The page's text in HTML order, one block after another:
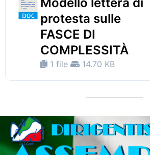
protesta sulle
FASCE DI
COMPLESSITÀ
1 file 14.70 KB